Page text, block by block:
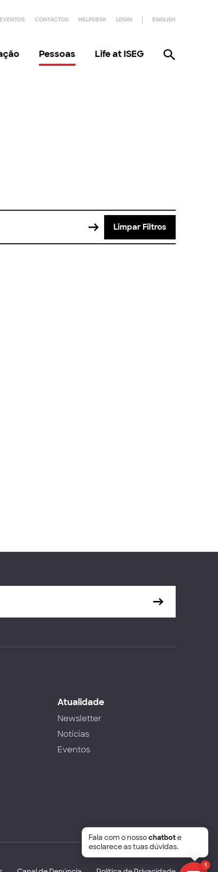
EVENTOS CONTACTOS HELPDESK LOGIN ENGLISH
Pessoas Life at ISEG
Limpar Filtros
Atualidade
Newsletter
Notícias
Eventos
1
Fala com o nossochatbote
esclarece as tuas dúvidas.